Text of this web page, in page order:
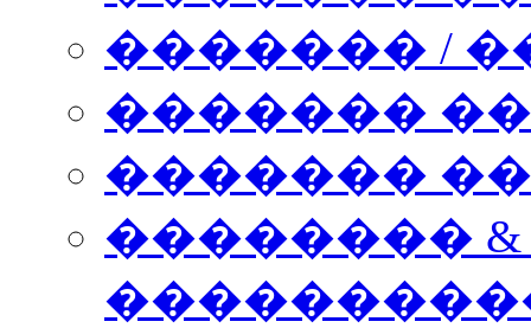
������� /
�������
������� ���
��������